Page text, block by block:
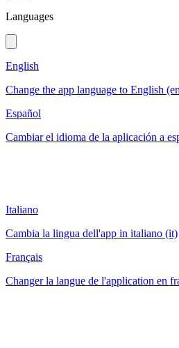
Languages
English
Change the app language to English
Español
Cambiar el idioma de la aplicación a
Italiano
Cambia la lingua dell'app in italiano (it)
Français
Changer la langue de l'application en